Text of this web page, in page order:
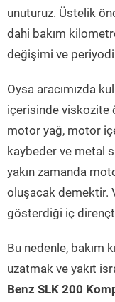
unuturuz. Üstelik
dahi bakım
değişimi ve
Oysa aracımızda
içerisinde viskozite
motor yağ, motor
kaybeder ve metal
yakın zamanda
oluşacak demektir.
gösterdiği iç
Bu nedenle, bakım
uzatmak ve yakıt
Benz SLK 200